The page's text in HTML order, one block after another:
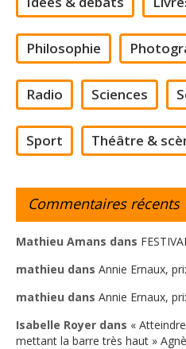
Philosophie
Radio Sciences
Sport Théâtre &
Commentairesrécents
Mathieu Amans dans
mathieu dans Annie Ernaux,
mathieu dans Annie Ernaux,
Isabelle Royer dans «
mettant la barre très haut »